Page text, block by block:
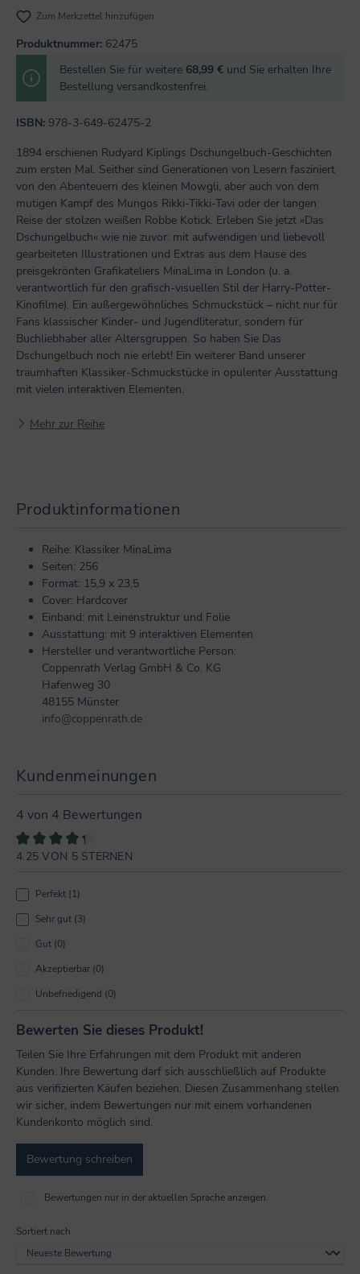
Zum Merkzettel hinzufügen
Produktnummer: 62475
Bestellen Sie für weitere 68,99 € und Sie erhalten Ihre
Bestellung versandkostenfrei.
ISBN: 978-3-649-62475-2
1894 erschienen Rudyard Kiplings Dschungelbuch-Geschichten
zum ersten Mal. Seither sind Generationen von Lesern fasziniert
von den Abenteuern des kleinen Mowgli, aber auch von dem
mutigen Kampf des Mungos Rikki-Tikki-Tavi oder der langen
Reise der stolzen weißen Robbe Kotick. Erleben Sie jetzt »Das
Dschungelbuch« wie nie zuvor: mit aufwendigen und liebevoll
gearbeiteten Illustrationen und Extras aus dem Hause des
preisgekrönten Grafikateliers MinaLima in London (u. a.
verantwortlich für den grafisch-visuellen Stil der Harry-Potter-
Kinofilme). Ein außergewöhnliches Schmuckstück – nicht nur für
Fans klassischer Kinder- und Jugendliteratur, sondern für
Buchliebhaber aller Altersgruppen. So haben Sie Das
Dschungelbuch noch nie erlebt! Ein weiterer Band unserer
traumhaften Klassiker-Schmuckstücke in opulenter Ausstattung
mit vielen interaktiven Elementen.
Mehr zur Reihe
Produktinformationen
Reihe: Klassiker MinaLima
Seiten: 256
Format: 15,9 x 23,5
Cover: Hardcover
Einband: mit Leinenstruktur und Folie
Ausstattung: mit 9 interaktiven Elementen
Hersteller und verantwortliche Person:
Coppenrath Verlag GmbH & Co. KG
Hafenweg 30
48155 Münster
info@coppenrath.de
Kundenmeinungen
4 von 4 Bewertungen
Durchschnittliche Bewertung von 4.2 von 5 Sternen
4.25 VON 5 STERNEN
Perfekt (1)
Sehr gut (3)
Gut (0)
Akzeptierbar (0)
Unbefriedigend (0)
Bewerten Sie dieses Produkt!
Teilen Sie Ihre Erfahrungen mit dem Produkt mit anderen
Kunden. Ihre Bewertung darf sich ausschließlich auf Produkte
aus verifizierten Käufen beziehen. Diesen Zusammenhang stellen
wir sicher, indem Bewertungen nur mit einem vorhandenen
Kundenkonto möglich sind.
Bewertung schreiben
Bewertungen nur in der aktuellen Sprache anzeigen.
Sortiert nach